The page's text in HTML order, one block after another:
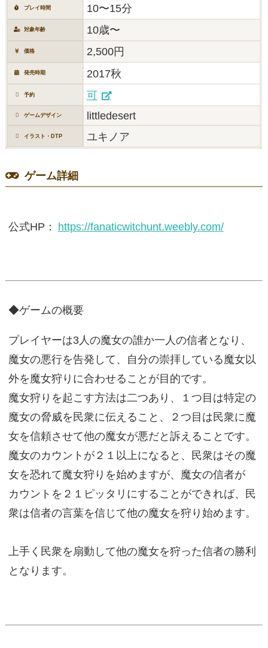
プレイ時間 10〜15分
対象年齢 10歳〜
価格 2,500円
発売時期 2017秋
予約 可
ゲームデザイン littledesert
イラスト・DTP ユキノア
ゲーム詳細
公式HP： https://fanaticwitchunt.weebly.com/
◆ゲームの概要
プレイヤーは3人の魔女の誰か一人の信者となり、
魔女の悪行を告発して、自分の崇拝している魔女以
外を魔女狩りに合わせることが目的です。
魔女狩りを起こす方法は二つあり、１つ目は特定の
魔女の脅威を民衆に伝えること、２つ目は民衆に魔
女を信頼させて他の魔女が悪だと訴えることです。
魔女のカウントが２１以上になると、民衆はその魔
女を恐れて魔女狩りを始めますが、魔女の信者が
カウントを２１ピッタリにすることができれば、民
衆は信者の言葉を信じて他の魔女を狩り始めます。
上手く民衆を扇動して他の魔女を狩った信者の勝利
となります。